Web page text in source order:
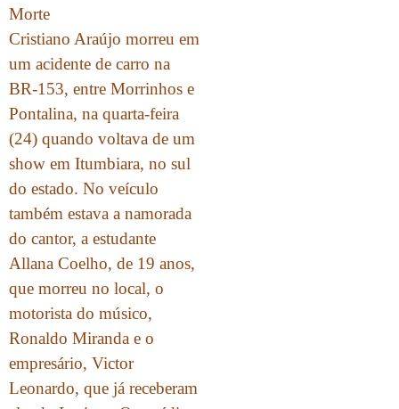
Morte
Cristiano Araújo morreu em
um acidente de carro na
BR-153, entre Morrinhos e
Pontalina, na quarta-feira
(24) quando voltava de um
show em Itumbiara, no sul
do estado. No veículo
também estava a namorada
do cantor, a estudante
Allana Coelho, de 19 anos,
que morreu no local, o
motorista do músico,
Ronaldo Miranda e o
empresário, Victor
Leonardo, que já receberam